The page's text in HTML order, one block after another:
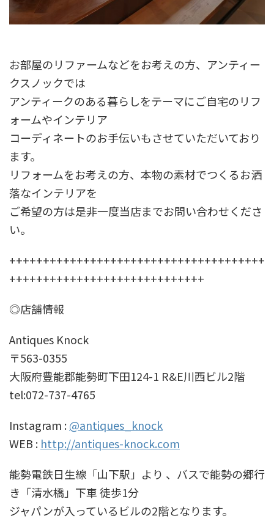
お部屋のリファームなどをお考えの方、アンティー
クスノックでは
アンティークのある暮らしをテーマにご自宅のリフ
ォームやインテリア
コーディネートのお手伝いもさせていただいており
ます。
リフォームをお考えの方、本物の素材でつくるお洒
落なインテリアを
ご希望の方は是非一度当店までお問い合わせくださ
い。
++++++++++++++++++++++++++++++++++++++
+++++++++++++++++++++++++++++
◎店舗情報
Antiques Knock
〒563-0355
大阪府豊能郡能勢町下田124-1 R&E川西ビル2階
tel:072-737-4765
Instagram :@antiques_knock
WEB : http://antiques-knock.com
能勢電鉄日生線「山下駅」より 、バスで能勢の郷行
き「清水橋」下車 徒歩1分
ジャパンが入っているビルの2階となります。